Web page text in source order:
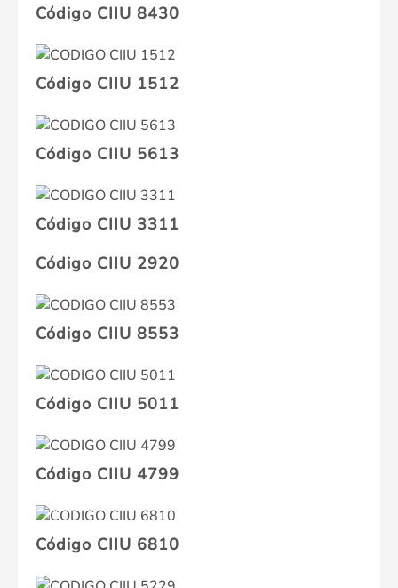
Código CIIU 8430
Código CIIU 1512
Código CIIU 5613
Código CIIU 3311
Código CIIU 2920
Código CIIU 8553
Código CIIU 5011
Código CIIU 4799
Código CIIU 6810